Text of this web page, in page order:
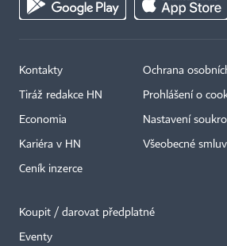
Kontakty
Tiráž redakce HN
Economia
Kariéra v HN
Ceník inzerce
Ochrana
Prohlášení o
Nastavení
Všeobecné
Koupit / darovat předplatné
Eventy